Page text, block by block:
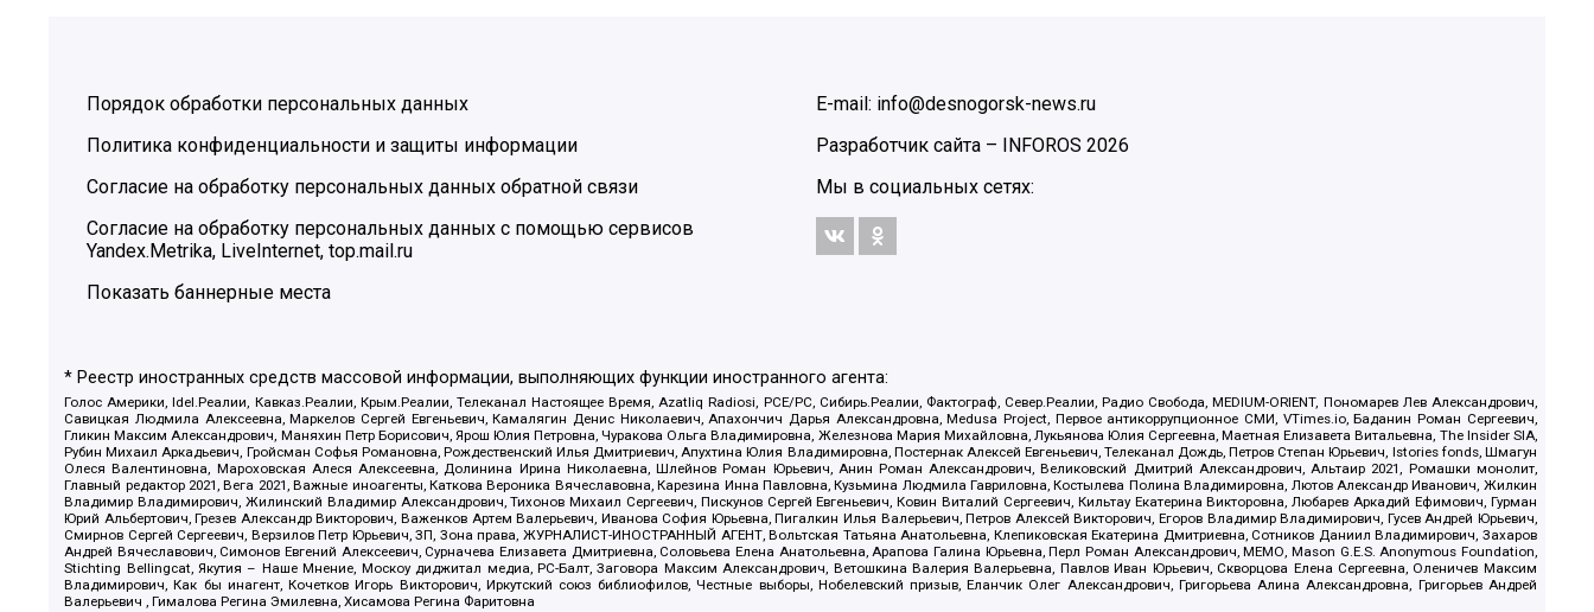
Порядок обработки персональных данных
Политика конфиденциальности и защиты информации
Согласие на обработку персональных данных обратной связи
Согласие на обработку персональных данных с помощью сервисов
Yandex.Metrika, LiveInternet, top.mail.ru
Показать баннерные места
E-mail: info@desnogorsk-news.ru
Разработчик сайта – INFOROS 2026
Мы в социальных сетях:
* Реестр иностранных средств массовой информации, выполняющих функции иностранного агента:
Голос Америки, Idel.Реалии, Кавказ.Реалии, Крым.Реалии, Телеканал Настоящее Время, Azatliq Radiosi, PCE/PC, Сибирь.Реалии, Фактограф, Север.Реалии, Радио Свобода, MEDIUM-ORIENT, Пономарев Лев Александрович,
Савицкая Людмила Алексеевна, Маркелов Сергей Евгеньевич, Камалягин Денис Николаевич, Апахончич Дарья Александровна, Medusa Project, Первое антикоррупционное СМИ, VTimes.io, Баданин Роман Сергеевич,
Гликин Максим Александрович, Маняхин Петр Борисович, Ярош Юлия Петровна, Чуракова Ольга Владимировна, Железнова Мария Михайловна, Лукьянова Юлия Сергеевна, Маетная Елизавета Витальевна, The Insider SIA,
Рубин Михаил Аркадьевич, Гройсман Софья Романовна, Рождественский Илья Дмитриевич, Апухтина Юлия Владимировна, Постернак Алексей Евгеньевич, Телеканал Дождь, Петров Степан Юрьевич, Istories fonds, Шмагун
Олеся Валентиновна, Мароховская Алеся Алексеевна, Долинина Ирина Николаевна, Шлейнов Роман Юрьевич, Анин Роман Александрович, Великовский Дмитрий Александрович, Альтаир 2021, Ромашки монолит,
Главный редактор 2021, Вега 2021, Важные иноагенты, Каткова Вероника Вячеславовна, Карезина Инна Павловна, Кузьмина Людмила Гавриловна, Костылева Полина Владимировна, Лютов Александр Иванович, Жилкин
Владимир Владимирович, Жилинский Владимир Александрович, Тихонов Михаил Сергеевич, Пискунов Сергей Евгеньевич, Ковин Виталий Сергеевич, Кильтау Екатерина Викторовна, Любарев Аркадий Ефимович, Гурман
Юрий Альбертович, Грезев Александр Викторович, Важенков Артем Валерьевич, Иванова София Юрьевна, Пигалкин Илья Валерьевич, Петров Алексей Викторович, Егоров Владимир Владимирович, Гусев Андрей Юрьевич,
Смирнов Сергей Сергеевич, Верзилов Петр Юрьевич, ЗП, Зона права, ЖУРНАЛИСТ-ИНОСТРАННЫЙ АГЕНТ, Вольтская Татьяна Анатольевна, Клепиковская Екатерина Дмитриевна, Сотников Даниил Владимирович, Захаров
Андрей Вячеславович, Симонов Евгений Алексеевич, Сурначева Елизавета Дмитриевна, Соловьева Елена Анатольевна, Арапова Галина Юрьевна, Перл Роман Александрович, МЕМО, Mason G.E.S. Anonymous Foundation,
Stichting Bellingcat, Якутия – Наше Мнение, Москоу диджитал медиа, РС-Балт, Заговора Максим Александрович, Ветошкина Валерия Валерьевна, Павлов Иван Юрьевич, Скворцова Елена Сергеевна, Оленичев Максим
Владимирович, Как бы инагент, Кочетков Игорь Викторович, Иркутский союз библиофилов, Честные выборы, Нобелевский призыв, Еланчик Олег Александрович, Григорьева Алина Александровна, Григорьев Андрей
Валерьевич , Гималова Регина Эмилевна, Хисамова Регина Фаритовна